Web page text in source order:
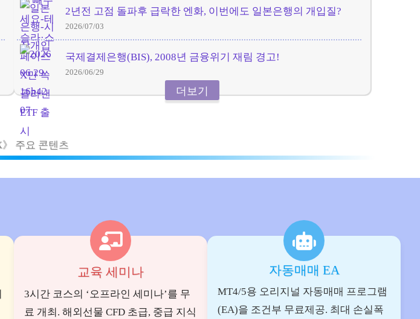
2년전 고점 돌파후 급락한 엔화, 이번에도 일본은행의 개입질?
2026/07/03
국제결제은행(BIS), 2008년 금융위기 재림 경고!
2026/06/29
더보기
》 주요 콘텐츠
교육 세미나
3시간 코스의 ‘오프라인 세미나’를 무
료 개최. 해외선물 CFD 초급, 중급 지식
자동매매 EA
MT4/5용 오리지널 자동매매 프로그램
(EA)을 조건부 무료제공. 최대 손실폭